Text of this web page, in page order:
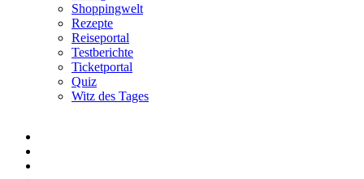
Shoppingwelt
Rezepte
Reiseportal
Testberichte
Ticketportal
Quiz
Witz des Tages